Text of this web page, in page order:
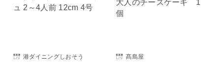
港ダイニングしおそう 髙島屋